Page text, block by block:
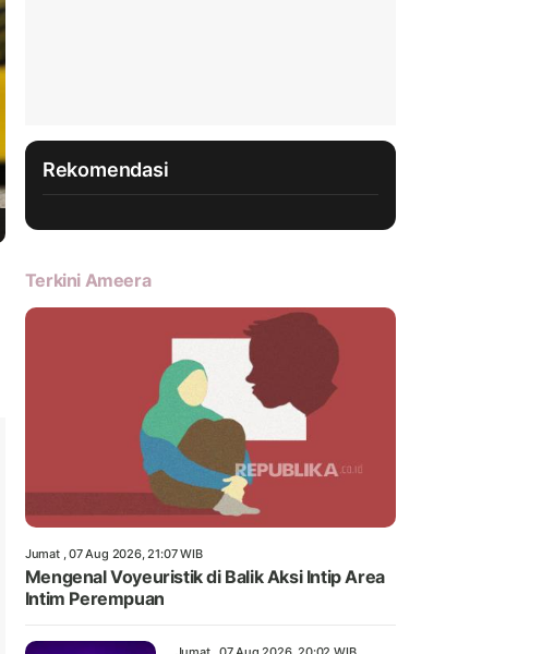
Rekomendasi
Terkini Ameera
Jumat , 07 Aug 2026, 21:07 WIB
Mengenal Voyeuristik di Balik Aksi Intip Area
Intim Perempuan